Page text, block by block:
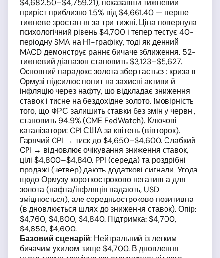
$4,682.50–$4,759.21), показавши тижневий
приріст приблизно 1.5% від $4,661.40 — перше
тижневе зростання за три тижні. Ціна повернула
психологічний рівень $4,700 і тепер тестує 40-
періодну SMA на H1-графіку, тоді як денний
MACD демонструє раннє бичаче зближення. 52-
тижневий діапазон становить $3,123–$5,627.
Основний парадокс золота зберігається: криза в
Ормузі підсилює попит на захисні активи й
інфляцію через нафту, що відкладає зниження
ставок і тисне на бездохідне золото. Імовірність
того, що ФРС залишить ставки без змін у червні,
становить 94.9% (CME FedWatch). Ключові
каталізатори: CPI США за квітень (вівторок).
Гарячий CPI → тиск до $4,650–$4,600. Слабкий
CPI → відновлює очікування зниження ставок,
цілі $4,800–$4,840. PPI (середа) та роздрібні
продажі (четвер) дають додаткові сигнали. Угода
щодо Ормузу короткостроково негативна для
золота (нафта/інфляція падають, USD
зміцнюється), але середньостроково позитивна
(відновлюється шлях до зниження ставок). Опір:
$4,760, $4,800, $4,840. Підтримка: $4,700,
$4,650, $4,600.
Базовий сценарій: Нейтральний із легким
бичачим ухилом вище $4,700. Відновлення